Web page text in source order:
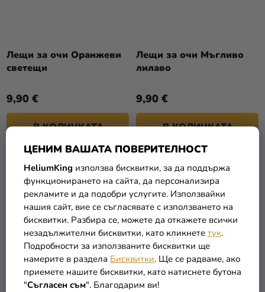
ЦЕНИМ ВАШАТА ПОВЕРИТЕЛНОСТ
HeliumKing използва бисквитки, за да поддържа
функционирането на сайта, да персонализира
рекламите и да подобри услугите. Използвайки
нашия сайт, вие се съгласявате с използването на
бисквитки. Разбира се, можете да откажете всички
незадължителни бисквитки, като кликнете тук.
Подробности за използваните бисквитки ще
намерите в раздела Бисквитки. Ще се радваме, ако
приемете нашите бисквитки, като натиснете бутона
"Съгласен съм". Благодарим ви!
Лещи за очи Оранжеви
светещи
9,90 €
В КОЛИЧКАТА
Лещи за очи Мъгливо
лилаво
9,90 €
В КОЛИЧКАТА